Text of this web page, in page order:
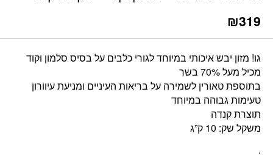
₪319
גו! מזון יבש איכותי במיוחד לגורי כלבים על בסיס סלמון וקוד
מכיל מעל 70% בשר
בתוספת טאורין לשמירה על בריאות העיניים ומניעת עיוורון
טעימות גבוהה במיוחד
תוצרת קנדה
משקל שק: 10 ק”ג
.